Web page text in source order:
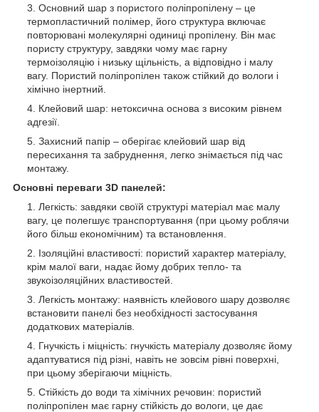
Основний шар з пористого поліпропілену – це
термопластичний полімер, його структура включає
повторювані молекулярні одиниці пропілену. Він має
пористу структуру, завдяки чому має гарну
термоізоляцію і низьку щільність, а відповідно і малу
вагу. Пористий поліпропілен також стійкий до вологи і
хімічно інертний.
Клейовий шар: нетоксична основа з високим рівнем
адгезії.
Захисний папір – оберігає клейовий шар від
пересихання та забруднення, легко знімається під час
монтажу.
Основні переваги 3D панелей:
Легкість: завдяки своїй структурі матеріал має малу
вагу, це полегшує транспортування (при цьому роблячи
його більш економічним) та встановлення.
Ізоляційні властивості: пористий характер матеріалу,
крім малої ваги, надає йому добрих тепло- та
звукоізоляційних властивостей.
Легкість монтажу: наявність клейового шару дозволяє
встановити панелі без необхідності застосування
додаткових матеріалів.
Гнучкість і міцність: гнучкість матеріалу дозволяє йому
адаптуватися під різні, навіть не зовсім рівні поверхні,
при цьому зберігаючи міцність.
Стійкість до води та хімічних речовин: пористий
поліпропілен має гарну стійкість до вологи, це дає